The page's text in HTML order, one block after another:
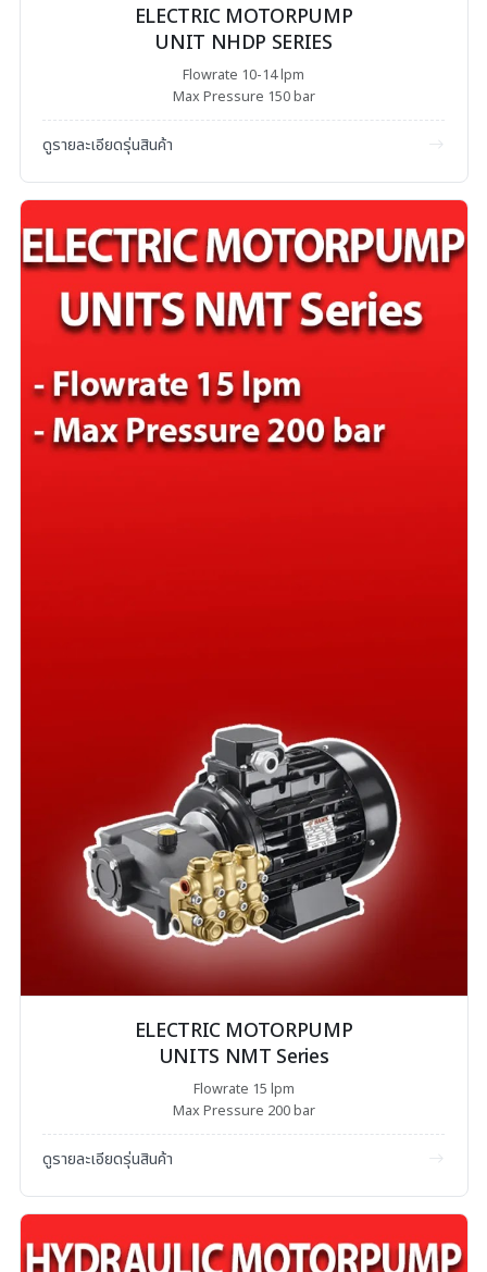
ELECTRIC MOTORPUMP
UNIT NHDP SERIES
Flowrate 10-14 lpm
Max Pressure 150 bar
ดูรายละเอียดรุ่นสินค้า
ELECTRIC MOTORPUMP
UNITS NMT Series
Flowrate 15 lpm
Max Pressure 200 bar
ดูรายละเอียดรุ่นสินค้า